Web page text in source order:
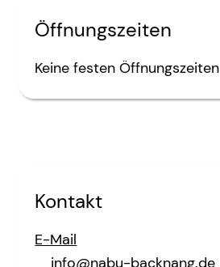
Öffnungszeiten
Keine festen Öffnungszeiten
Kontakt
E-Mail
info@nabu-backnang.de